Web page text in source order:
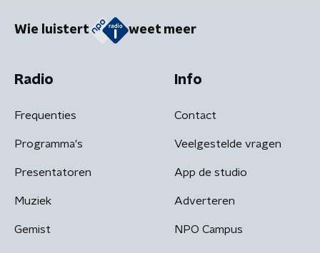
Wie luistert weet meer
Radio
Frequenties
Programma's
Presentatoren
Muziek
Gemist
Info
Contact
Veelgestelde vragen
App de studio
Adverteren
NPO Campus